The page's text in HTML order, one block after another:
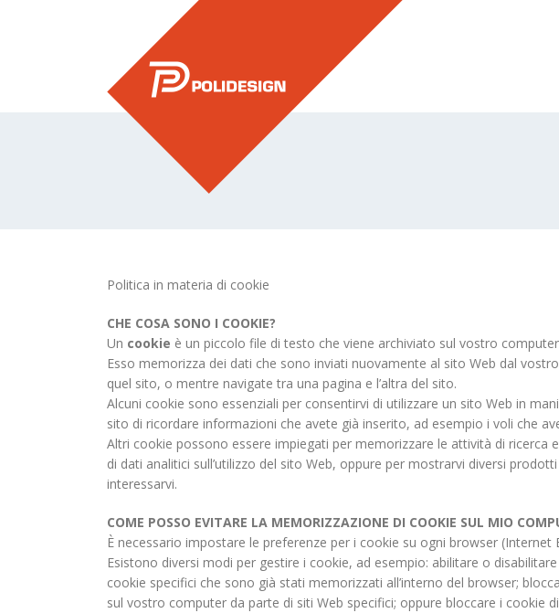
Politica in materia di cookie
CHE COSA SONO I COOKIE?
Un cookie è un piccolo file di testo che viene archiviato sul vostro
Esso memorizza dei dati che sono inviati nuovamente al sito Web dal
quel sito, o mentre navigate tra una pagina e l’altra del sito.
Alcuni cookie sono essenziali per consentirvi di utilizzare un sito Web in
sito di ricordare informazioni che avete già inserito, ad esempio i voli che
Altri cookie possono essere impiegati per memorizzare le attività di ricerca
di dati analitici sull’utilizzo del sito Web, oppure per mostrarvi diversi
interessarvi.
COME POSSO EVITARE LA MEMORIZZAZIONE DI COOKIE SUL MIO
È necessario impostare le preferenze per i cookie su ogni browser
Esistono diversi modi per gestire i cookie, ad esempio: abilitare o
cookie specifici che sono già stati memorizzati all’interno del browser;
sul vostro computer da parte di siti Web specifici; oppure bloccare i cookie